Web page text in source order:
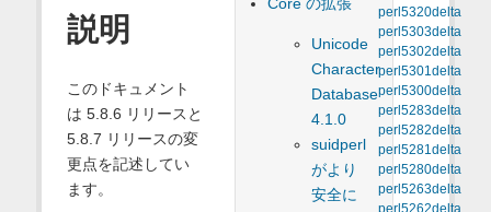
perl5320delta
perl5303delta
perl5302delta
perl5301delta
perl5300delta
perl5283delta
perl5282delta
perl5281delta
perl5280delta
perl5263delta
perl5262delta
Unicode
Character
Database
4.1.0
suidperl
がより
安全に
説明
このドキュメント
は 5.8.6 リリースと
5.8.7 リリースの変
更点を記述してい
ます。